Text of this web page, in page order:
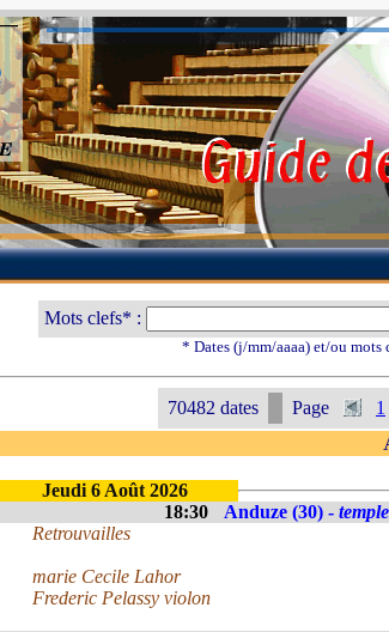
Mots clefs* :
* Dates (j/mm/aaaa) et/ou
70482 dates Page 1
Jeudi 6 Août 2026
18:30
Anduze (30) - temple
Retrouvailles
marie Cecile Lahor
Frederic Pelassy violon